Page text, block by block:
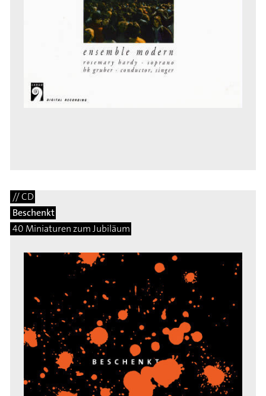
// CD
Beschenkt
40 Miniaturen zum Jubiläum